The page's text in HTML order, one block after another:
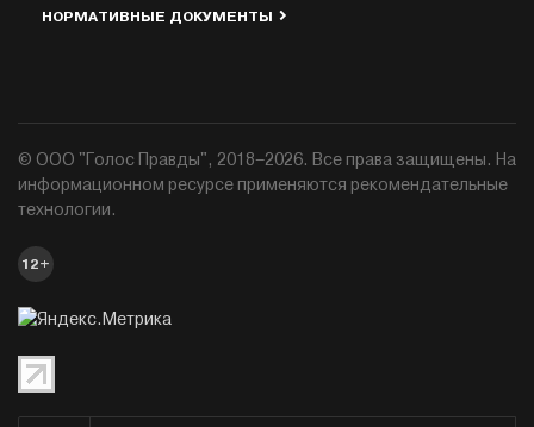
НОРМАТИВНЫЕ ДОКУМЕНТЫ
© ООО "Голос Правды", 2018–2026. Все права защищены. На
информационном ресурсе применяются рекомендательные
технологии.
12+